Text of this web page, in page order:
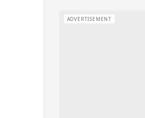
ADVERTISEMENT